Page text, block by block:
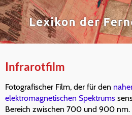
Infrarotfilm
Fotografischer Film, der für den
elektromagnetischen Spektrums
Bereich zwischen 700 und 900